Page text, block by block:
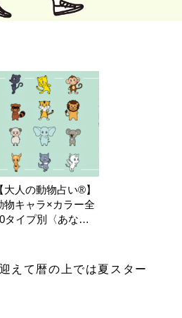
【大人の動物占い®】
物キャラ×カラー全
タイプ別〈あなた
えて暦の上では夏スター